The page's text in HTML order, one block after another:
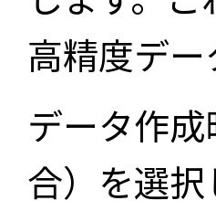
高精度デ
データ作
合）を選